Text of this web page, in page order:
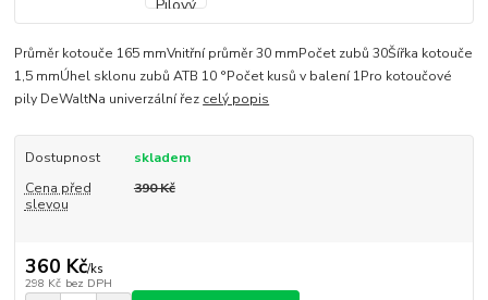
Průměr kotouče 165 mmVnitřní průměr 30 mmPočet zubů 30Šířka kotouče
1,5 mmÚhel sklonu zubů ATB 10 °Počet kusů v balení 1Pro kotoučové
pily DeWaltNa univerzální řez celý popis
Dostupnost
skladem
Cena před
slevou
390 Kč
360 Kč/ks
298 Kč bez DPH